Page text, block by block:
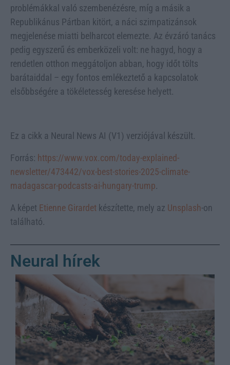
problémákkal való szembenézésre, míg a másik a
Republikánus Pártban kitört, a náci szimpatizánsok
megjelenése miatti belharcot elemezte. Az évzáró tanács
pedig egyszerű és emberközeli volt: ne hagyd, hogy a
rendetlen otthon meggátoljon abban, hogy időt tölts
barátaiddal – egy fontos emlékeztető a kapcsolatok
elsőbbségére a tökéletesség keresése helyett.
Ez a cikk a Neural News AI (V1) verziójával készült.
Forrás: https://www.vox.com/today-explained-
newsletter/473442/vox-best-stories-2025-climate-
madagascar-podcasts-ai-hungary-trump.
A képet Etienne Girardet készítette, mely az Unsplash-on
található.
Neural hírek